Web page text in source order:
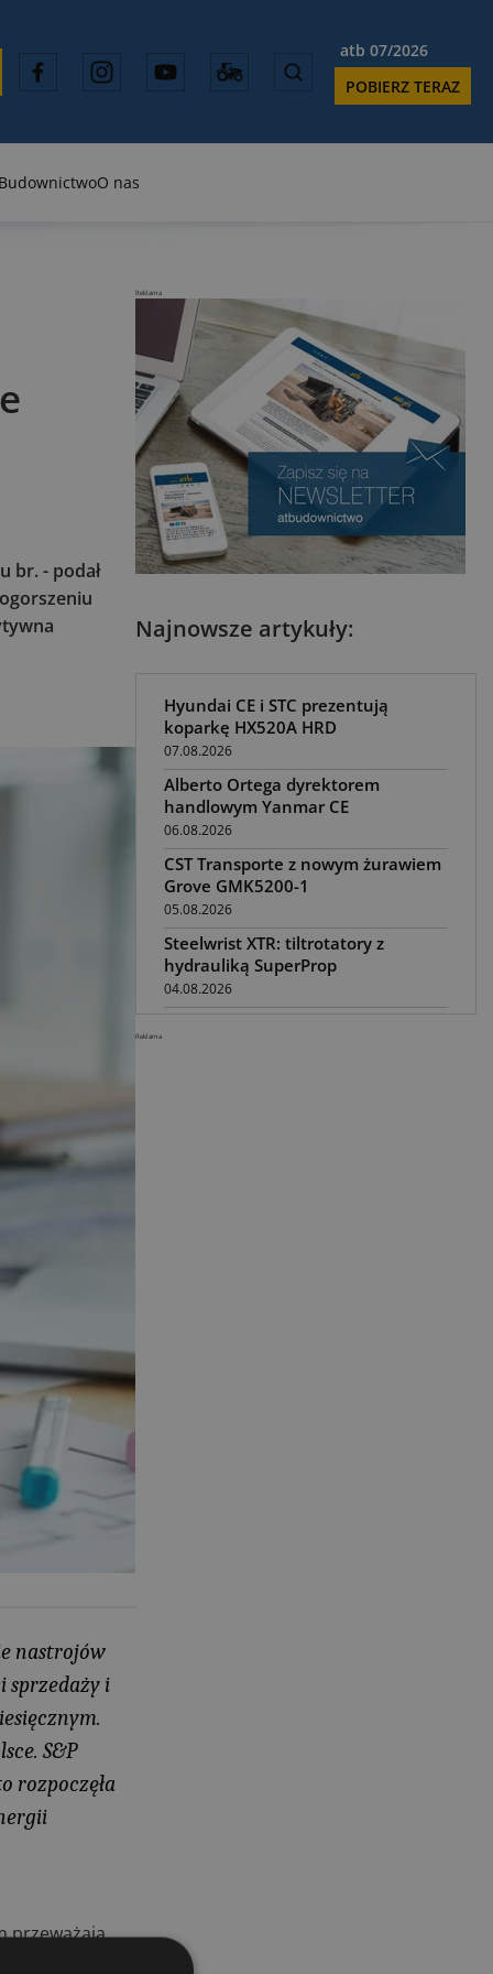
atb 07/2026
POBIERZ TERAZ
BudownictwoO nas
br. - podał
nastrojów
sprzedaży i
S&P
rozpoczęła
przeważają
spadek o
Reklama
Najnowsze artykuły:
Hyundai CE i STC prezentują
koparkę HX520A HRD
07.08.2026
Alberto Ortega dyrektorem
handlowym Yanmar CE
06.08.2026
CST Transporte z nowym żurawiem
Grove GMK5200-1
05.08.2026
Steelwrist XTR: tiltrotatory z
hydrauliką SuperProp
04.08.2026
Reklama